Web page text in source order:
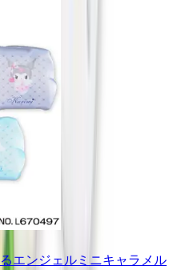
エンジェルミニキャラメル